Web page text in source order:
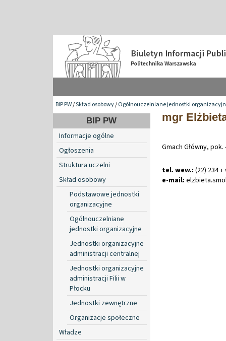
BIP PW/Skład osobowy/Ogólnouczelniane jednostki
BIP PW
Informacje ogólne
Ogłoszenia
Struktura uczelni
Skład osobowy
Podstawowe jednostki
organizacyjne
Ogólnouczelniane
jednostki organizacyjne
Jednostki organizacyjne
administracji centralnej
Jednostki organizacyjne
administracji Filii w
Płocku
Jednostki zewnętrzne
Organizacje społeczne
Władze
mgr
Gmach Główny, pok.
tel. wew.: (22) 234
e-mail: elzbieta.